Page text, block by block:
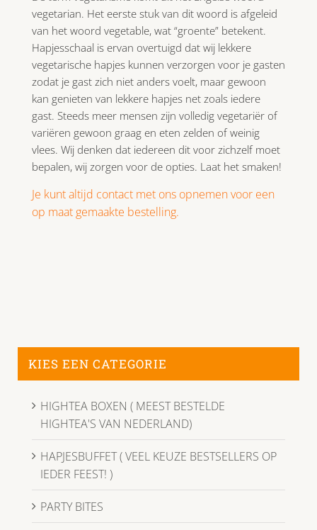
vegetarian. Het eerste stuk van dit woord is afgeleid
van het woord vegetable, wat “groente” betekent.
Hapjesschaal is ervan overtuigd dat wij lekkere
vegetarische hapjes kunnen verzorgen voor je gasten
zodat je gast zich niet anders voelt, maar gewoon
kan genieten van lekkere hapjes net zoals iedere
gast. Steeds meer mensen zijn volledig vegetariër of
variëren gewoon graag en eten zelden of weinig
vlees. Wij denken dat iedereen dit voor zichzelf moet
bepalen, wij zorgen voor de opties. Laat het smaken!
Je kunt altijd contact met ons opnemen voor een
op maat gemaakte bestelling.
KIES EEN CATEGORIE
HIGHTEA BOXEN ( MEEST BESTELDE
HIGHTEA'S VAN NEDERLAND)
HAPJESBUFFET ( VEEL KEUZE BESTSELLERS OP
IEDER FEEST! )
PARTY BITES